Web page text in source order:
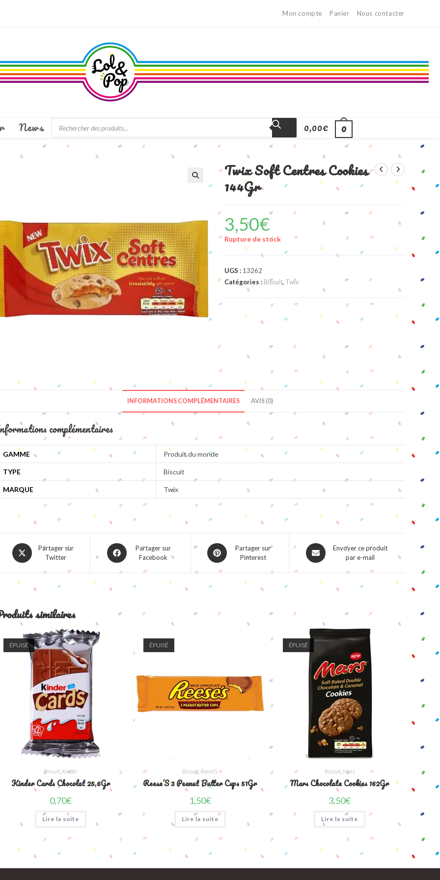
Mon compte Panier Nous contacter
News
de
produits
0,00€ 0
Twix Soft Centres Cookies
144Gr
3,50€
Rupture de stock
UGS : 13262
Catégories : Biscuit, Twix
INFORMATIONS COMPLÉMENTAIRES AVIS (0)
complémentaires
GAMME Produit du monde
TYPE Biscuit
MARQUE Twix
Opens
in
new
window
Partager sur
Twitter
Opens
in
window
Partager sur
Facebook
Opens
in
window
Partager sur
Pinterest
Opens
in
Envoyer ce produit
par e-mail
similaires
ÉPUISÉ
Biscuit, Kinder
Kinder Cards Chocolat 25,6Gr
0,70€
Lire la suite
ÉPUISÉ
Biscuit, Reese'S
Reese’S 3 Peanut Butter Cups 51Gr
1,50€
Lire la suite
ÉPUISÉ
Biscuit, Mars
Mars Chocolate Cookies 162Gr
3,50€
Lire la suite